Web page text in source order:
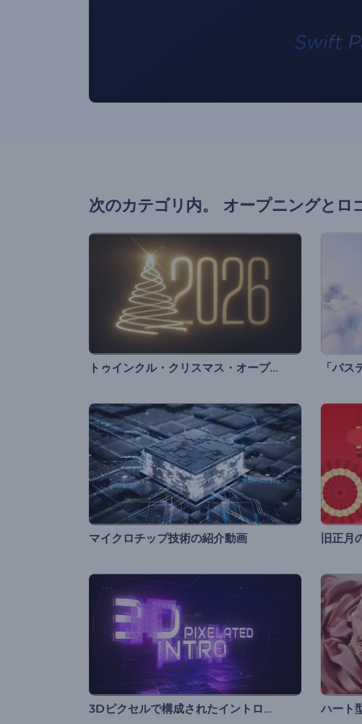
次のカテゴリ内。 オープニングとロ
トゥインクル・クリスマス・オープニング動画 「パ
マイクロチップ技術の紹介動画 旧正月
3Dピクセルで構成されたイントロ動画